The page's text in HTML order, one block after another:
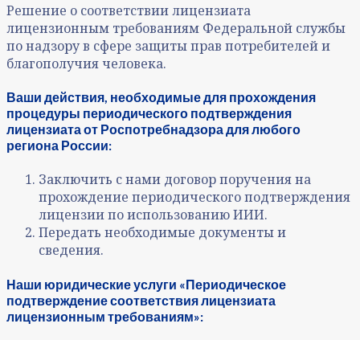
Решение о соответствии лицензиата
лицензионным требованиям Федеральной службы
по надзору в сфере защиты прав потребителей и
благополучия человека.
Ваши действия, необходимые для прохождения
процедуры периодического подтверждения
лицензиата от Роспотребнадзора для любого
региона России:
Заключить с нами договор поручения на
прохождение периодического подтверждения
лицензии по использованию ИИИ.
Передать необходимые документы и
сведения.
Наши юридические услуги «Периодическое
подтверждение соответствия лицензиата
лицензионным требованиям»: